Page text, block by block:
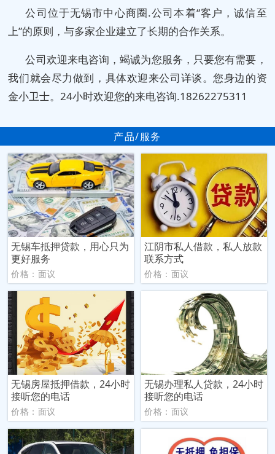
公司位于无锡市中心商圈.公司本着“客户，诚信至
上”的原则，与多家企业建立了长期的合作关系。
公司欢迎来电咨询，竭诚为您服务，只要您有需要，
我们就会尽力做到，具体欢迎来公司详谈。您身边的资
金小卫士。24小时欢迎您的来电咨询.18262275311
产品/服务
无锡车抵押贷款，用心只为
更好服务
价格：面议
‌江阴市‌私人借款，私人放款
联系方式
价格：面议
无锡房屋抵押借款，24小时
接听您的电话
价格：面议
无锡办理私人贷款，24小时
接听您的电话
价格：面议